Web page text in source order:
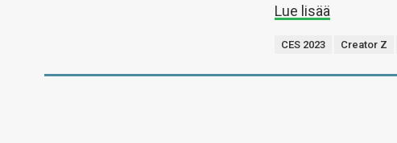
Lue lisää
CES 2023 Creator Z